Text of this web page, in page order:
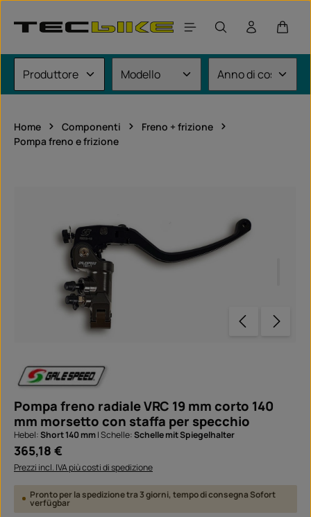
Il
Home Componenti
Freno + frizione
Pompa freno e frizione
Pompa freno radiale VRC 19 mm corto 140
mm morsetto con staffa per specchio
Hebel:Short 140 mm|Schelle:Schelle mit Spiegelhalter
Prezzo normale:
365,18 €
Prezzi incl. IVA più costi di spedizione
Pronto per la spedizione tra 3 giorni, tempo di consegna Sofort
verfügbar